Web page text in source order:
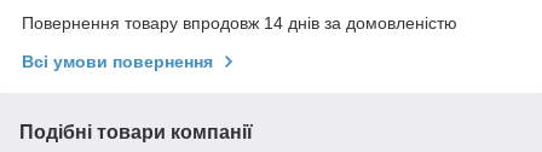
Повернення товару впродовж 14 днів за домовленістю
Всі умови повернення
Подібні товари компанії